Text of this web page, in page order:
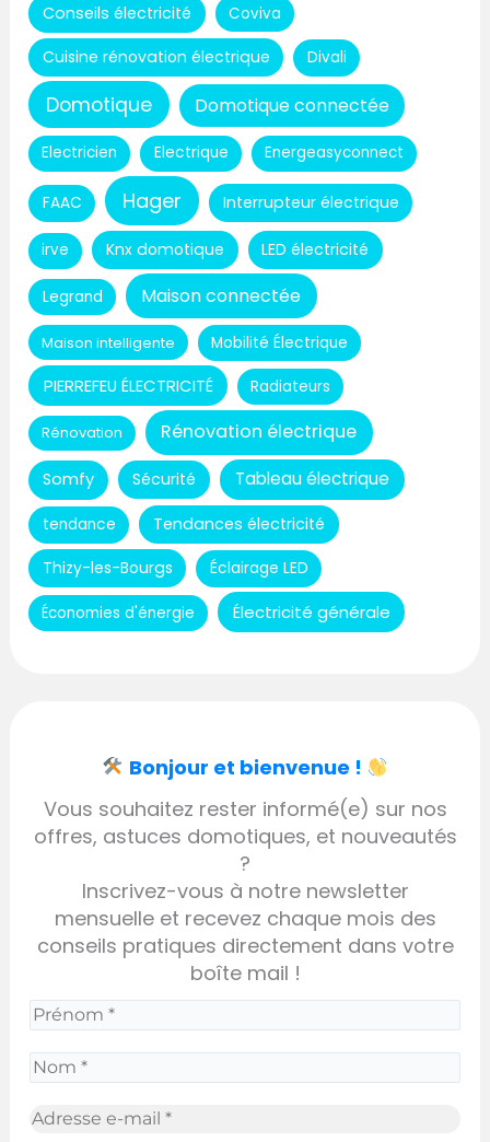
Conseils électricité Coviva
Cuisine rénovation électrique Divali
Domotique Domotique connectée
Electricien Electrique Energeasyconnect
FAAC Hager Interrupteur électrique
irve Knx domotique LED électricité
Legrand Maison connectée
Maison intelligente Mobilité Électrique
PIERREFEU ÉLECTRICITÉ Radiateurs
Rénovation Rénovation électrique
Somfy Sécurité Tableau électrique
tendance Tendances électricité
Thizy-les-Bourgs Éclairage LED
Économies d'énergie Électricité générale
Bonjour et bienvenue !
Vous souhaitez rester informé(e) sur nos
offres, astuces domotiques, et nouveautés
?
Inscrivez-vous à notre newsletter
mensuelle et recevez chaque mois des
conseils pratiques directement dans votre
boîte mail !